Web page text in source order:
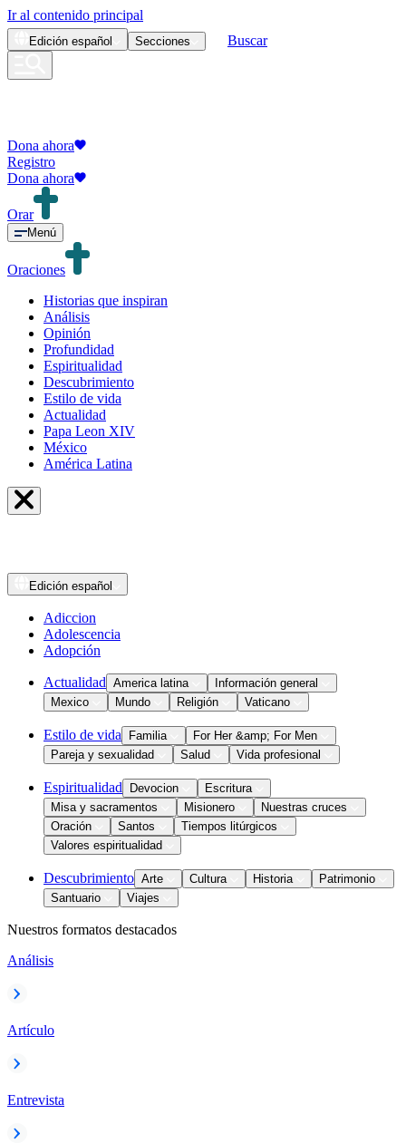
Ir al contenido principal
Edición español Secciones Buscar
Dona ahora
Registro
Dona ahora
Orar
Menú
Oraciones
Historias que inspiran
Análisis
Opinión
Profundidad
Espiritualidad
Descubrimiento
Estilo de vida
Actualidad
Papa Leon XIV
México
América Latina
Edición español
Adiccion
Adolescencia
Adopción
Actualidad America latina
Información general
Mexico
Mundo Religión Vaticano
Estilo de vida Familia
For Her &amp; For Men
Pareja y sexualidad
Salud Vida profesional
Espiritualidad Devocion
Escritura
Misa y sacramentos
Misionero
Nuestras cruces
Oración
Santos
Tiempos litúrgicos
Valores espiritualidad
Descubrimiento Arte Cultura Historia
Patrimonio
Santuario
Viajes
Nuestros formatos destacados
Análisis
Artículo
Entrevista